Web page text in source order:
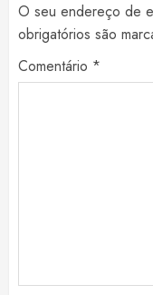
O seu endereço de
obrigatórios são
Comentário *